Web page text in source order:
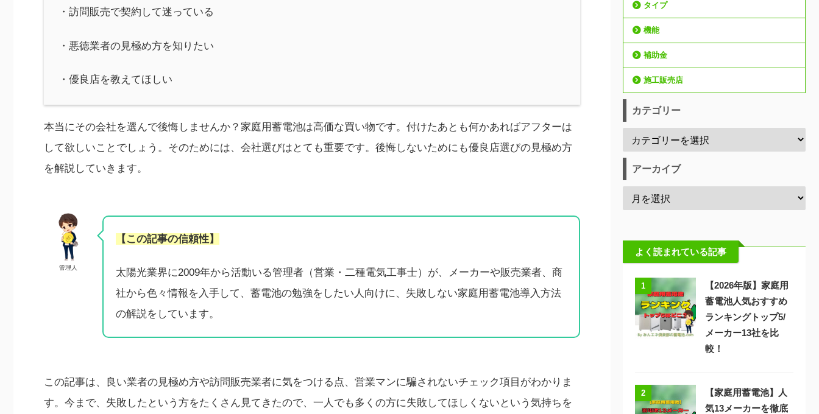
・訪問販売で契約して迷っている
・悪徳業者の見極め方を知りたい
・優良店を教えてほしい
本当にその会社を選んで後悔しませんか？家庭用蓄電池は高価な買い物です。付けたあとも何かあればアフターは
して欲しいことでしょう。そのためには、会社選びはとても重要です。後悔しないためにも優良店選びの見極め方
を解説していきます。
管理人
【この記事の信頼性】
太陽光業界に2009年から活動いる管理者（営業・二種電気工事士）が、メーカーや販売業者、商
社から色々情報を入手して、蓄電池の勉強をしたい人向けに、失敗しない家庭用蓄電池導入方法
の解説をしています。
この記事は、良い業者の見極め方や訪問販売業者に気をつける点、営業マンに騙されないチェック項目がわかりま
す。今まで、失敗したという方をたくさん見てきたので、一人でも多くの方に失敗してほしくないという気持ちを
タイプ
機能
補助金
施工販売店
カテゴリー
アーカイブ
よく読まれている記事
1
【2026年版】家庭用
蓄電池人気おすすめ
ランキングトップ5/
メーカー13社を比
較！
2
【家庭用蓄電池】人
気13メーカーを徹底